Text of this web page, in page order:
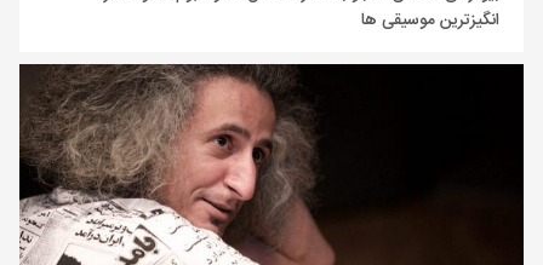
انگیزترین موسیقی ها